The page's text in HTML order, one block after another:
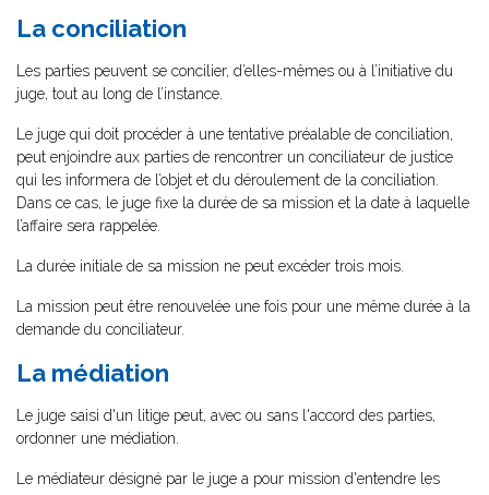
La conciliation
Les parties peuvent se concilier, d’elles-mêmes ou à l’initiative du
juge, tout au long de l’instance.
Le juge qui doit procéder à une tentative préalable de conciliation,
peut enjoindre aux parties de rencontrer un conciliateur de justice
qui les informera de l’objet et du déroulement de la conciliation.
Dans ce cas, le juge fixe la durée de sa mission et la date à laquelle
l’affaire sera rappelée.
La durée initiale de sa mission ne peut excéder trois mois.
La mission peut être renouvelée une fois pour une même durée à la
demande du conciliateur.
La médiation
Le juge saisi d'un litige peut, avec ou sans l'accord des parties,
ordonner une médiation.
Le médiateur désigné par le juge a pour mission d'entendre les